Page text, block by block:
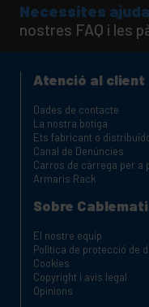
Necessites
nostres FAQ i les
Atenció al client
Dades de contacte
La nostra botiga
Ets fabricant o
Canal de Denúncies
Carros de càrrega per a
Armaris Rack
Sobre
El nostre equip
Política de protecció de
Cookies
Copyright i avis legal
Opinions